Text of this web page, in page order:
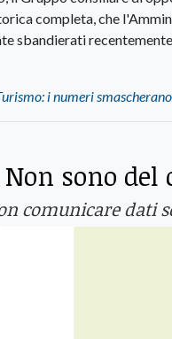
completa, che
sbandierati
i numeri
sono del
comunicare dati